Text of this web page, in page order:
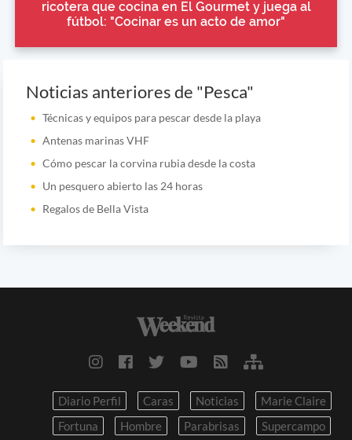
ricotera que cocina en El Gourmet y juega al
fútbol: "Cocinar es un acto de amor"
Noticias anteriores de "Pesca"
Técnicas y equipos para pescar desde la playa
Antenas marinas VHF
Cómo pescar la corvina rubia desde la costa
Un pesquero abierto las 24 horas
Regalos de Bella Vista
Diario Perfil Caras Noticias
Marie Claire
Fortuna
Hombre Parabrisas Supercampo